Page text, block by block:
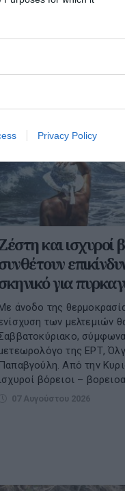
Privacy Policy
και ισχυροί
για
άνοδο της
των μελτεμιών
της ΕΡΤ,
Παπαβγούλη. Από την
ισχυροί βόρειοι –
07 Αυγούστου 2026